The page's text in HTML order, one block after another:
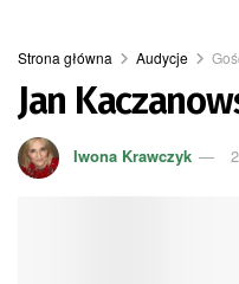
Strona główna Audycje
Jan
Iwona Krawczyk